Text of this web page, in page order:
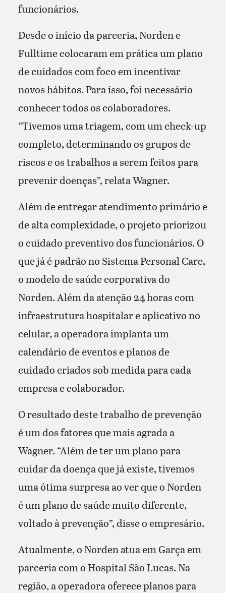
funcionários.
Desde o início da parceria, Norden e
Fulltime colocaram em prática um plano
de cuidados com foco em incentivar
novos hábitos. Para isso, foi necessário
conhecer todos os colaboradores.
“Tivemos uma triagem, com um check-up
completo, determinando os grupos de
riscos e os trabalhos a serem feitos para
prevenir doenças”, relata Wagner.
Além de entregar atendimento primário e
de alta complexidade, o projeto priorizou
o cuidado preventivo dos funcionários. O
que já é padrão no Sistema Personal Care,
o modelo de saúde corporativa do
Norden. Além da atenção 24 horas com
infraestrutura hospitalar e aplicativo no
celular, a operadora implanta um
calendário de eventos e planos de
cuidado criados sob medida para cada
empresa e colaborador.
O resultado deste trabalho de prevenção
é um dos fatores que mais agrada a
Wagner. “Além de ter um plano para
cuidar da doença que já existe, tivemos
uma ótima surpresa ao ver que o Norden
é um plano de saúde muito diferente,
voltado à prevenção”, disse o empresário.
Atualmente, o Norden atua em Garça em
parceria com o Hospital São Lucas. Na
região, a operadora oferece planos para